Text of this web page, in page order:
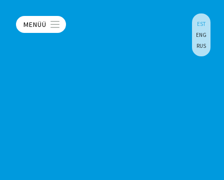
MENÜÜ
EST
ENG
RUS